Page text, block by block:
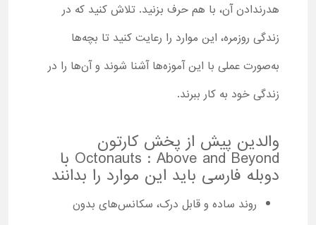
هدرندادن آن، با هم حرف بزنید. تلاش کنید که در
زندگی روزمره، این موارد را رعایت کنید تا بچه‌ها
به‌صورت عملی با این آموزه‌ها آشنا شوند و آن‌ها را در
زندگی خود به کار ببرند.
والدین پیش از پخش کارتون
Octonauts : Above and Beyond با
دوبله فارسی باید این موارد را بدانند
روند ساده و قابل درک، سکانس‌های بدون